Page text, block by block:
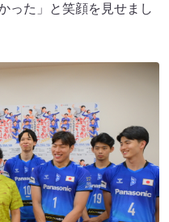
った」と笑顔を見せまし